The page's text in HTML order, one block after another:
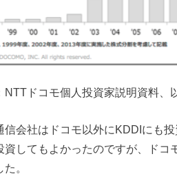
NTTドコモ個人投資家説明資料、
信会社はドコモ以外にKDDIにも
資してもよかったのですが、ド
。